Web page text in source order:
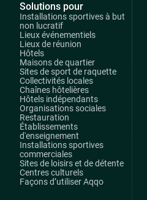
Solutions pour
Installations sportives à but
non lucratif
Lieux événementiels
Lieux de réunion
Hôtels
Maisons de quartier
Sites de sport de raquette
Collectivités locales
Chaînes hôtelières
Hôtels indépendants
Organisations sociales
Restauration
Établissements
d'enseignement
Installations sportives
commerciales
Sites de loisirs et de détente
Centres culturels
Façons d’utiliser Aqqo